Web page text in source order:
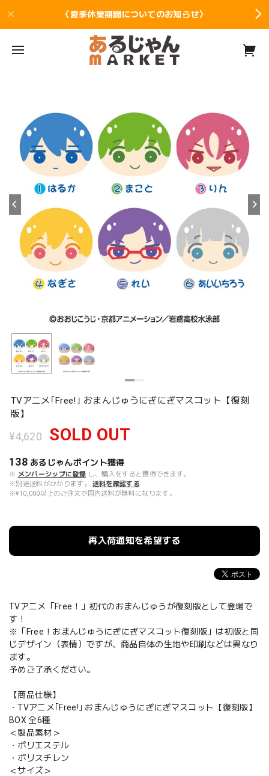
〈夏季休業期間についてのお知らせ〉
TVアニメ｢Free!｣ おまんじゅうにぎにぎマスコット【復刻
版】
¥4,620 SOLD OUT
138 あるじゃんポイント獲得
※ メンバーシップに登録 し、購入をすると獲得できます。
※別途送料がかかります。
送料を確認する
※¥10,000以上のご注文で国内送料が無料になります。
再入荷通知を希望する
TVアニメ「Free！」初代のおまんじゅうが復刻版として登場で
す！
※「Free！おまんじゅうにぎにぎマスコット復刻版」は初版と同
じデザイン（表情）ですが、商品自体の生地や印刷などは異なり
ます。
予めご了承ください。
【商品仕様】
・TVアニメ｢Free!｣ おまんじゅうにぎにぎマスコット【復刻版】
BOX 全6種
＜製品素材＞
・ポリエステル
・ポリスチレン
＜サイズ＞